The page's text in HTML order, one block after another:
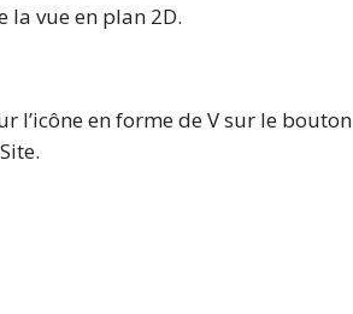
la vue en plan 2D.
l’icône en forme de V sur le bouton